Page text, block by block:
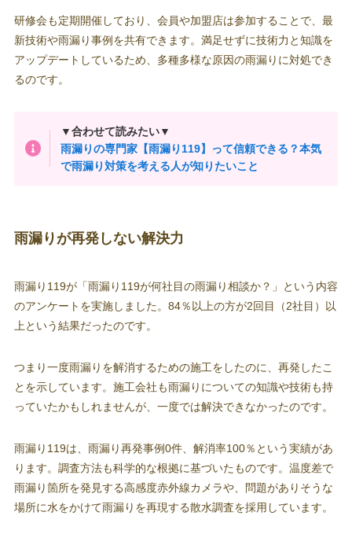
研修会も定期開催しており、会員や加盟店は参加することで、最
新技術や雨漏り事例を共有できます。満足せずに技術力と知識を
アップデートしているため、多種多様な原因の雨漏りに対処でき
るのです。
▼合わせて読みたい▼
雨漏りの専門家【雨漏り119】って信頼できる？本気
で雨漏り対策を考える人が知りたいこと
雨漏りが再発しない解決力
雨漏り119が「雨漏り119が何社目の雨漏り相談か？」という内容
のアンケートを実施しました。84％以上の方が2回目（2社目）以
上という結果だったのです。
つまり一度雨漏りを解消するための施工をしたのに、再発したこ
とを示しています。施工会社も雨漏りについての知識や技術も持
っていたかもしれませんが、一度では解決できなかったのです。
雨漏り119は、雨漏り再発事例0件、解消率100％という実績があ
ります。調査方法も科学的な根拠に基づいたものです。温度差で
雨漏り箇所を発見する高感度赤外線カメラや、問題がありそうな
場所に水をかけて雨漏りを再現する散水調査を採用しています。